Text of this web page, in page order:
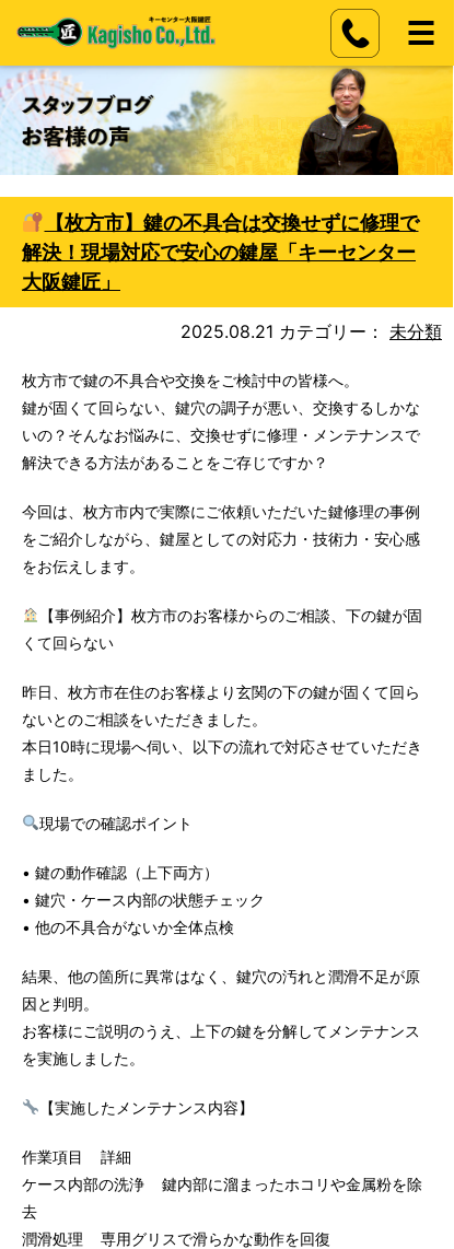
【枚方市】鍵の不具合は交換せずに修理で
解決！現場対応で安心の鍵屋「キーセンター
大阪鍵匠」
2025.08.21 カテゴリー： 未分類
枚方市で鍵の不具合や交換をご検討中の皆様へ。
鍵が固くて回らない、鍵穴の調子が悪い、交換するしかな
いの？そんなお悩みに、交換せずに修理・メンテナンスで
解決できる方法があることをご存じですか？
今回は、枚方市内で実際にご依頼いただいた鍵修理の事例
をご紹介しながら、鍵屋としての対応力・技術力・安心感
をお伝えします。
【事例紹介】枚方市のお客様からのご相談、下の鍵が固
くて回らない
昨日、枚方市在住のお客様より玄関の下の鍵が固くて回ら
ないとのご相談をいただきました。
本日10時に現場へ伺い、以下の流れで対応させていただき
ました。
現場での確認ポイント
• 鍵の動作確認（上下両方）
• 鍵穴・ケース内部の状態チェック
• 他の不具合がないか全体点検
結果、他の箇所に異常はなく、鍵穴の汚れと潤滑不足が原
因と判明。
お客様にご説明のうえ、上下の鍵を分解してメンテナンス
を実施しました。
【実施したメンテナンス内容】
作業項目 詳細
ケース内部の洗浄 鍵内部に溜まったホコリや金属粉を除
去
潤滑処理 専用グリスで滑らかな動作を回復